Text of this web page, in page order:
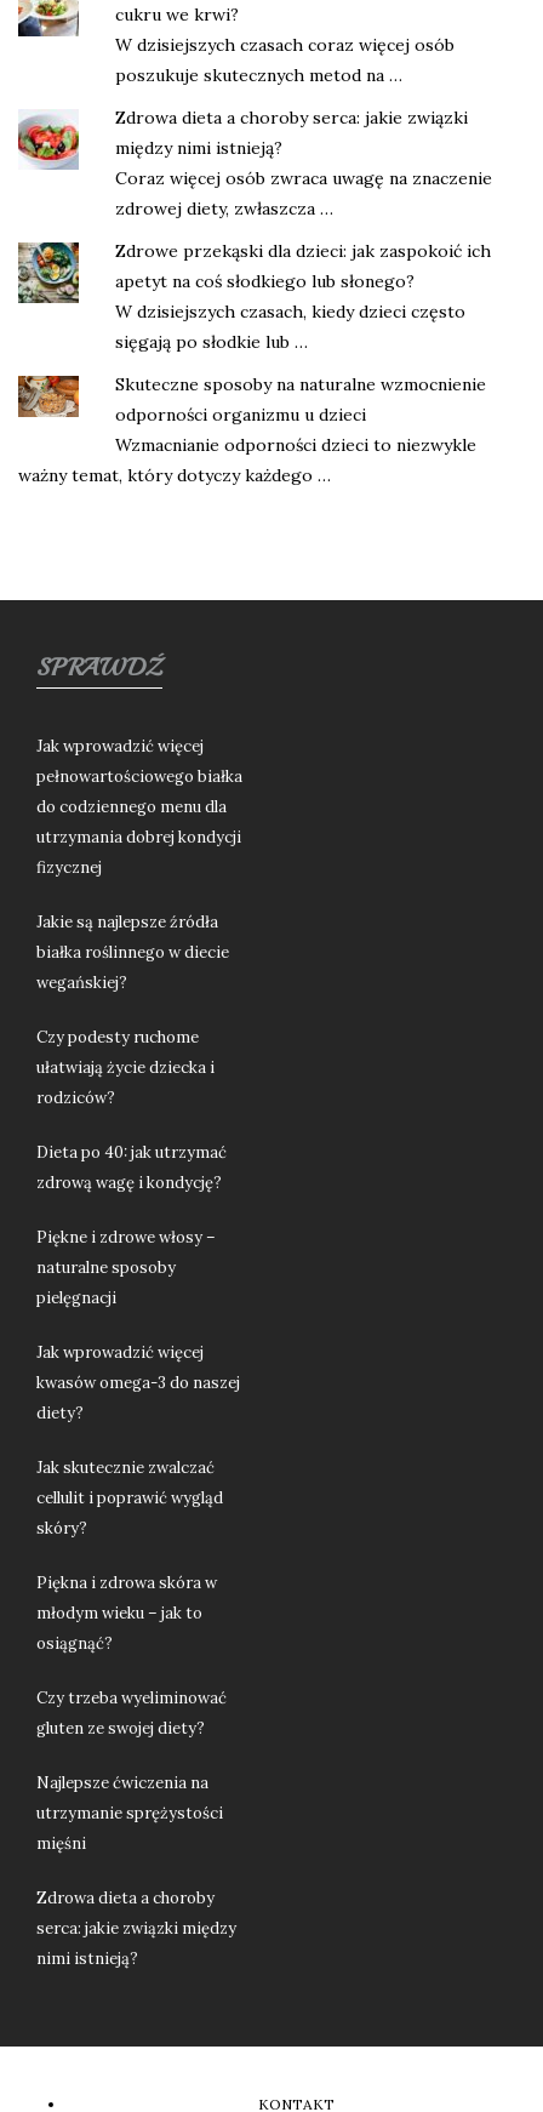
cukru we krwi?
W dzisiejszych czasach coraz więcej osób
poszukuje skutecznych metod na …
Zdrowa dieta a choroby serca: jakie związki
między nimi istnieją?
Coraz więcej osób zwraca uwagę na znaczenie
zdrowej diety, zwłaszcza …
Zdrowe przekąski dla dzieci: jak zaspokoić ich
apetyt na coś słodkiego lub słonego?
W dzisiejszych czasach, kiedy dzieci często
sięgają po słodkie lub …
Skuteczne sposoby na naturalne wzmocnienie
odporności organizmu u dzieci
Wzmacnianie odporności dzieci to niezwykle
ważny temat, który dotyczy każdego …
SPRAWDŹ
Jak wprowadzić więcej
pełnowartościowego białka
do codziennego menu dla
utrzymania dobrej kondycji
fizycznej
Jakie są najlepsze źródła
białka roślinnego w diecie
wegańskiej?
Czy podesty ruchome
ułatwiają życie dziecka i
rodziców?
Dieta po 40: jak utrzymać
zdrową wagę i kondycję?
Piękne i zdrowe włosy –
naturalne sposoby
pielęgnacji
Jak wprowadzić więcej
kwasów omega-3 do naszej
diety?
Jak skutecznie zwalczać
cellulit i poprawić wygląd
skóry?
Piękna i zdrowa skóra w
młodym wieku – jak to
osiągnąć?
Czy trzeba wyeliminować
gluten ze swojej diety?
Najlepsze ćwiczenia na
utrzymanie sprężystości
mięśni
Zdrowa dieta a choroby
serca: jakie związki między
nimi istnieją?
KONTAKT